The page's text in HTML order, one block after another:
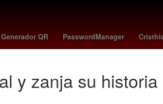
Generador QR PasswordManager
Stephen Curry curry Deadpool botafogo
y zanja su